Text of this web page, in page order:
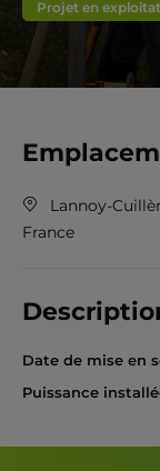
Projet en
Lannoy-
France
Date de mise en
Puissance